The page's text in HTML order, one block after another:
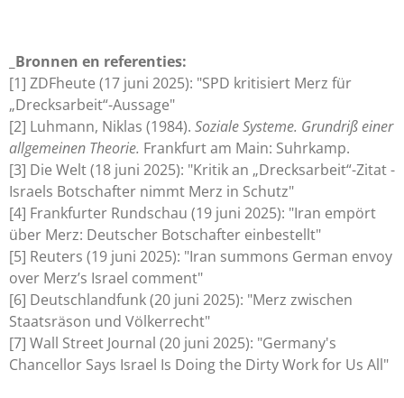
_Bronnen en referenties:
[1] ZDFheute (17 juni 2025): "SPD kritisiert Merz für
„Drecksarbeit“-Aussage"
[2] Luhmann, Niklas (1984). Soziale Systeme. Grundriß einer
allgemeinen Theorie. Frankfurt am Main: Suhrkamp.
[3] Die Welt (18 juni 2025): "Kritik an „Drecksarbeit“-Zitat -
Israels Botschafter nimmt Merz in Schutz"
[4] Frankfurter Rundschau (19 juni 2025): "Iran empört
über Merz: Deutscher Botschafter einbestellt"
[5] Reuters (19 juni 2025): "Iran summons German envoy
over Merz’s Israel comment"
[6] Deutschlandfunk (20 juni 2025): "Merz zwischen
Staatsräson und Völkerrecht"
[7] Wall Street Journal (20 juni 2025): "Germany's
Chancellor Says Israel Is Doing the Dirty Work for Us All"